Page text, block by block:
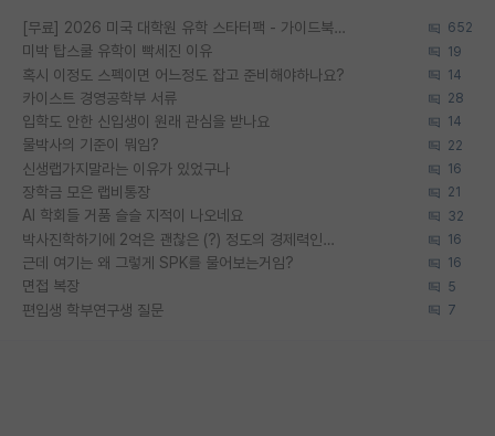
[무료] 2026 미국 대학원 유학 스타터팩 - 가이드북 & 합격자 컨택메일 템플릿 652
미박 탑스쿨 유학이 빡세진 이유 19
혹시 이정도 스펙이면 어느정도 잡고 준비해야하나요? 14
카이스트 경영공학부 서류 28
입학도 안한 신입생이 원래 관심을 받나요 14
물박사의 기준이 뭐임? 22
신생랩가지말라는 이유가 있었구나 16
장학금 모은 랩비통장 21
AI 학회들 거품 슬슬 지적이 나오네요 32
박사진학하기에 2억은 괜찮은 (?) 정도의 경제력인가요 16
근데 여기는 왜 그렇게 SPK를 물어보는거임? 16
면접 복장 5
편입생 학부연구생 질문 7